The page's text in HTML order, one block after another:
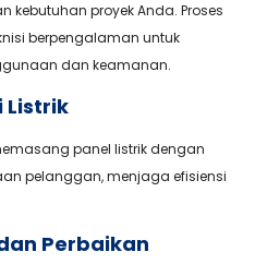
kebutuhan proyek Anda. Proses
berpengalaman untuk
dan keamanan.
Listrik
panel listrik dengan
pelanggan, menjaga efisiensi
Perbaikan